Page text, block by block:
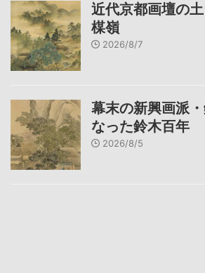
近代京都画壇の
楳嶺
2026/8/7
幕末の新興画派
なった鈴木百年
2026/8/5